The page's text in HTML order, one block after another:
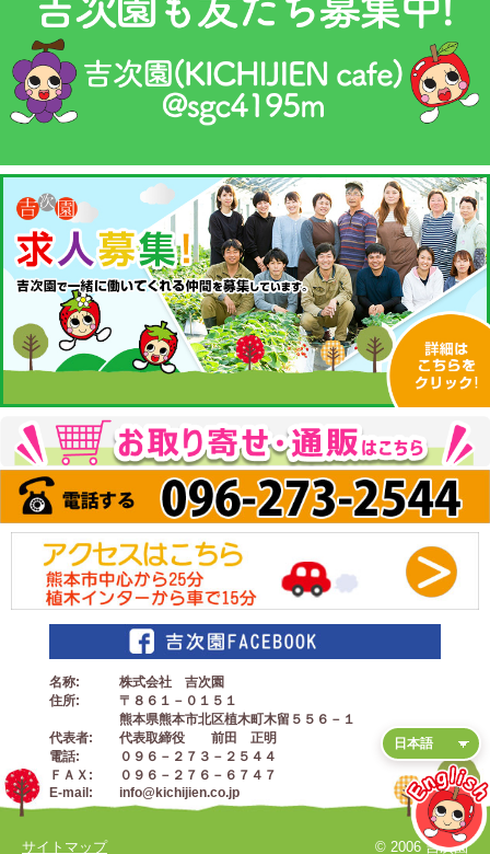
名称
株式会社 吉次園
住所
〒８６１－０１５１
熊本県熊本市北区植木町木留５５６－１
代表者
代表取締役 前田 正明
電話
０９６－２７３－２５４４
ＦＡＸ
０９６－２７６－６７４７
E-mail
info@kichijien.co.jp
サイトマップ © 2006 吉次園